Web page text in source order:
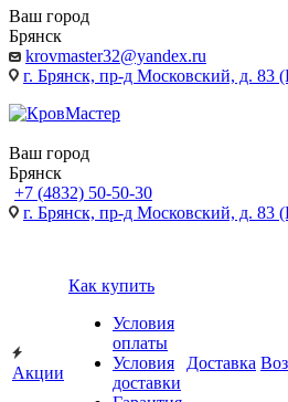
Ваш город
Брянск
krovmaster32@yandex.ru
г. Брянск, пр-д Московский, д. 83
Ваш город
Брянск
+7 (4832) 50-50-30
г. Брянск, пр-д Московский, д. 83
Акции
Как купить
Условия
оплаты
Условия
доставки
Доставка